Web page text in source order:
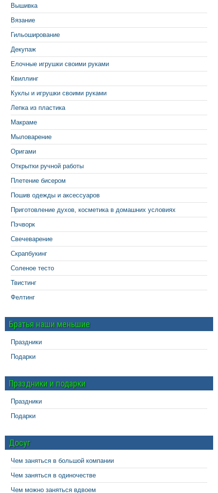
Вышивка
Вязание
Гильоширование
Декупаж
Елочные игрушки своими руками
Квиллинг
Куклы и игрушки своими руками
Лепка из пластика
Макраме
Мыловарение
Оригами
Открытки ручной работы
Плетение бисером
Пошив одежды и аксессуаров
Приготовление духов, косметика в домашних условиях
Пэчворк
Свечеварение
Скрапбукинг
Соленое тесто
Твистинг
Фелтинг
Братья наши меньшие
Праздники
Подарки
Праздники и подарки
Праздники
Подарки
Досуг
Чем заняться в большой компании
Чем заняться в одиночестве
Чем можно заняться вдвоем